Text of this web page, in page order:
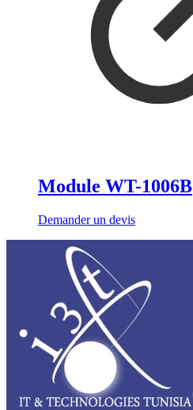
Module WT-1006B
Demander un devis